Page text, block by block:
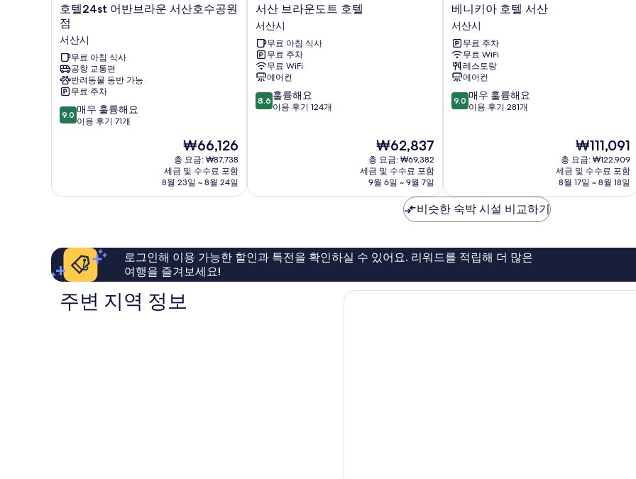
호
텔
24st
어
반
브
라
운
서
산
서
호텔24st 어반브라운 서산호수공원
점
서산시
무료 아침 식사
공항 교통편
반려동물 동반 가능
무료 주차
10
점
매
해
요,
이
후
9.0 매우 훌륭해요
이용 후기 71개
현
재
요
금
₩66,126
₩66,126
총 요금: ₩87,738
세금 및 수수료 포함
8월 23일 ~ 8월 24일
서
산
브
라
운
도
트
호
텔
서산 브라운도트 호텔
서산시
무료 아침 식사
무료 주차
무료 WiFi
에어컨
10
점
륭
용
후
124
8.6 훌륭해요
이용 후기 124개
현
재
요
금
₩62,837
₩62,837
총 요금: ₩69,382
세금 및 수수료 포함
9월 6일 ~ 9월 7일
베
니
키
아
호
텔
서
산
서
베니키아 호텔 서산
서산시
무료 주차
무료 WiFi
레스토랑
에어컨
10
점
우
훌
륭
요,
이
후
9.0 매우 훌륭해요
이용 후기 281개
현
재
요
금
₩111,091
₩111,091
총 요금: ₩122,909
세금 및 수수료 포함
8월 17일 ~ 8월 18일
비슷한 숙박 시설 비교하기
로그인해 이용 가능한 할인과 특전을 확인하실 수 있어요. 리워드를 적립해 더 많은
여행을 즐겨보세요!
주변 지역 정보